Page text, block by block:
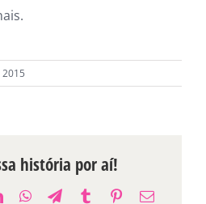
história por aí!
LinkedInWhatsApp
Telegram
TumblrPinterest
E-